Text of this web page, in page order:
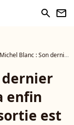
search newsletter
Michel Blanc : Son dernier projet au cinéma enfin dévoilé, la date de sortie est connue
dernier
enfin
est